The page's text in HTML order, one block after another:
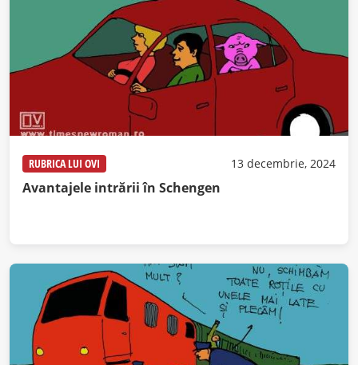
RUBRICA LUI OVI 13 decembrie, 2024
Avantajele intrării în Schengen